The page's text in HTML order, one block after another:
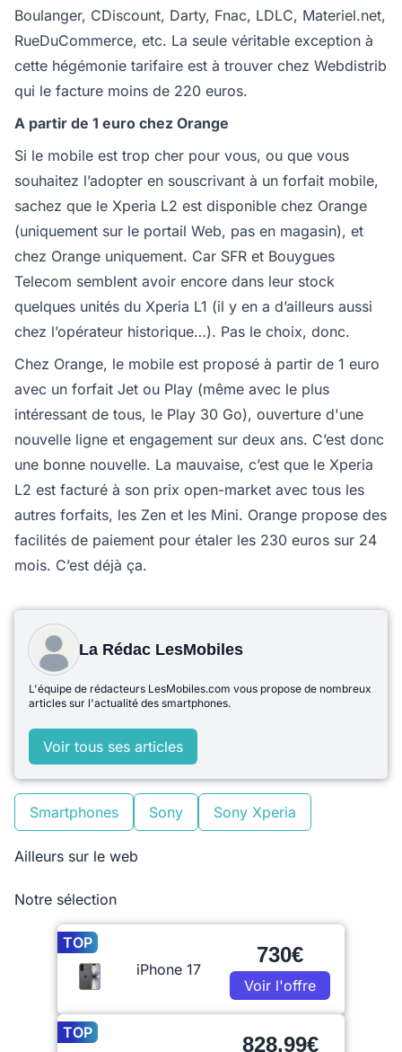
Boulanger, CDiscount, Darty, Fnac, LDLC, Materiel.net,
RueDuCommerce, etc. La seule véritable exception à
cette hégémonie tarifaire est à trouver chez Webdistrib
qui le facture moins de 220 euros.
A partir de 1 euro chez Orange
Si le mobile est trop cher pour vous, ou que vous
souhaitez l’adopter en souscrivant à un forfait mobile,
sachez que le Xperia L2 est disponible chez Orange
(uniquement sur le portail Web, pas en magasin), et
chez Orange uniquement. Car SFR et Bouygues
Telecom semblent avoir encore dans leur stock
quelques unités du Xperia L1 (il y en a d’ailleurs aussi
chez l’opérateur historique…). Pas le choix, donc.
Chez Orange, le mobile est proposé à partir de 1 euro
avec un forfait Jet ou Play (même avec le plus
intéressant de tous, le Play 30 Go), ouverture d'une
nouvelle ligne et engagement sur deux ans. C’est donc
une bonne nouvelle. La mauvaise, c’est que le Xperia
L2 est facturé à son prix open-market avec tous les
autres forfaits, les Zen et les Mini. Orange propose des
facilités de paiement pour étaler les 230 euros sur 24
mois. C’est déjà ça.
La Rédac LesMobiles
L'équipe de rédacteurs LesMobiles.com vous propose de nombreux
articles sur l'actualité des smartphones.
Voir tous ses articles
Smartphones Sony Sony Xperia
Ailleurs sur le web
Notre sélection
TOP
iPhone 17
730€
Voir l'offre
TOP
828,99€